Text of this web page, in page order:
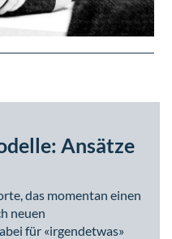
Ansätze
das momentan einen
neuen
für «irgendetwas»